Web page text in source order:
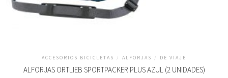
ACCESORIOS BICICLETAS / ALFORJAS / DE VIAJE
ALFORJAS ORTLIEB SPORTPACKER PLUS AZUL (2 UNIDADES)